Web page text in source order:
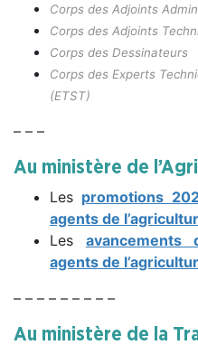
Corps des Adjoints
Corps des Adjoints
Corps des Dessinateurs
Corps des Experts
(ETST)
– – –
Au ministère de
Les promotions
agents de
Les
agents de
– – – – – – – – –
Au ministère de la